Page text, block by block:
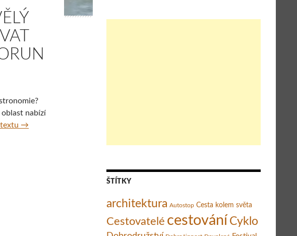
nabízí
LOWCOST TRAVEL – skvělý způsob, jak procestovat severní Itálii za pár korun
→
ŠTÍTKY
architektura Autostop Cesta kolem světa
Cestovatelé cestování Cyklo